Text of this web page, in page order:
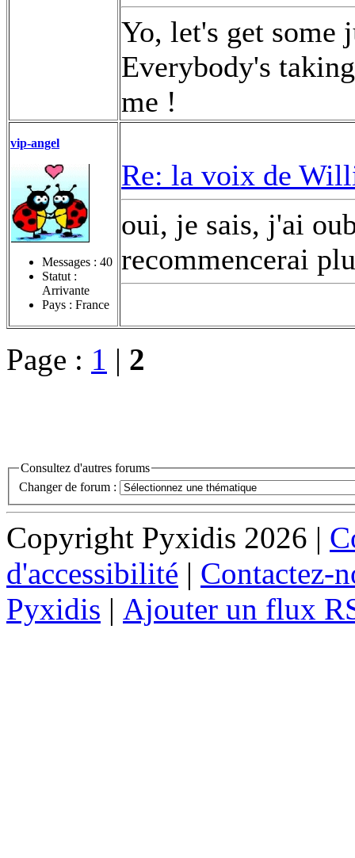
Yo, let's get some
Everybody's
me !
vip-angel
Messages : 40
Statut :
Arrivante
Pays : France
Re: la voix de
oui, je sais, j'ai
recommencerai
Page : 1 | 2
Consultez d'autres forums
Changer de forum :
Copyright Pyxidis 2026 |
d'accessibilité | Contactez-
Pyxidis | Ajouter un flux